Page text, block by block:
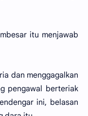
itu menjawab
dan menggagalkan
pengawal berteriak
ini, belasan